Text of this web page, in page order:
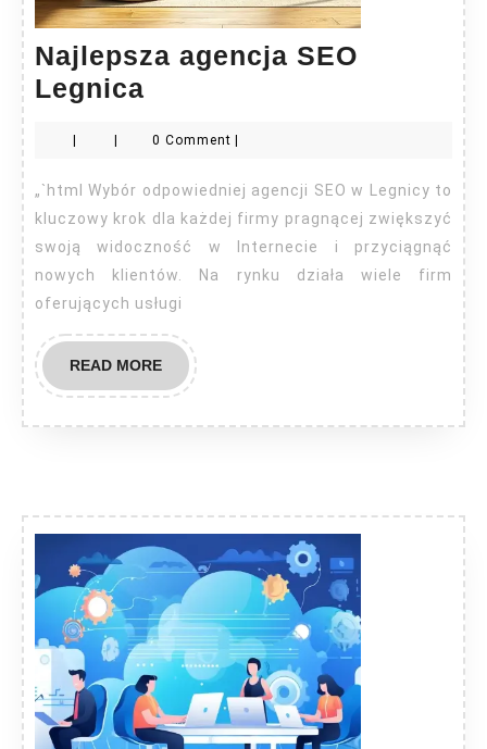
Najlepsza agencja SEO
Legnica
SEO
Legnica
| | 0 Comment |
„`html Wybór odpowiedniej agencji SEO w Legnicy to
kluczowy krok dla każdej firmy pragnącej zwiększyć
swoją widoczność w Internecie i przyciągnąć
nowych klientów. Na rynku działa wiele firm
oferujących usługi
READ MOREREAD
MORE